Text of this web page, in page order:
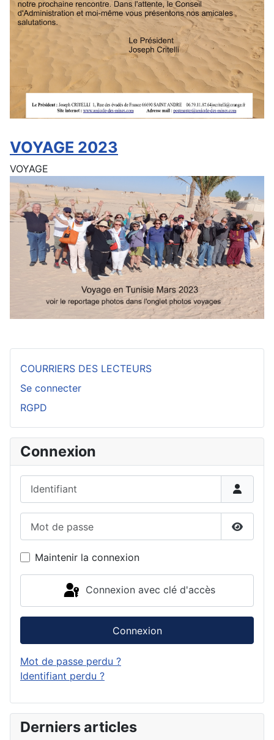
COURRIERS DES LECTEURS
Se connecter
RGPD
Connexion
Maintenir la connexion
Connexion avec clé d'accès
Connexion
Mot de passe perdu ?
Identifiant perdu ?
Derniers articles
VOYAGE 2023
VOYAGE